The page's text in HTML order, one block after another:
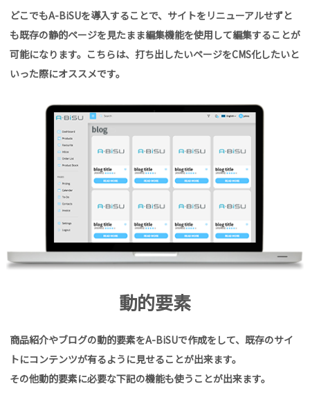
どこでもA-BiSUを導入することで、サイトをリニューアルせずと
も既存の静的ページを見たまま編集機能を使用して編集することが
可能になります。こちらは、打ち出したいページをCMS化したいと
いった際にオススメです。
動的要素
商品紹介やブログの動的要素をA-BiSUで作成をして、既存のサイ
トにコンテンツが有るように見せることが出来ます。
その他動的要素に必要な下記の機能も使うことが出来ます。